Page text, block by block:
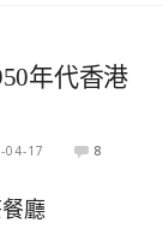
年代香港
04-17 8
廳